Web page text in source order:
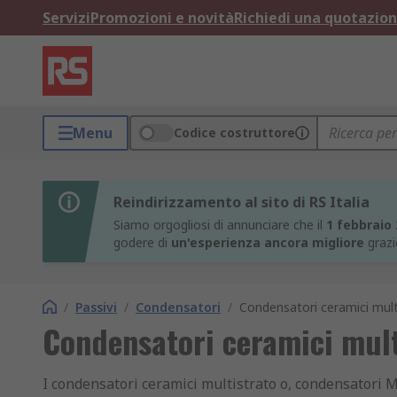
ServiziPromozioni e novitàRichiedi una
Menu Codice costruttore
Reindirizzamento al sito di RS Italia
Siamo orgogliosi di annunciare che il 1 febbraio
godere di un'esperienza ancora migliore
/ Passivi / Condensatori / Condensatori ceramici
Condensatori ceramici
I condensatori ceramici multistrato o, condensatori